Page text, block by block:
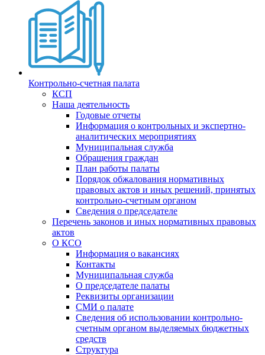
Контрольно-счетная палата
КСП
Наша деятельность
Годовые отчеты
Информация о контрольных и экспертно-
аналитических мероприятиях
Муниципальная служба
Обращения граждан
План работы палаты
Порядок обжалования нормативных
правовых актов и иных решений, принятых
контрольно-счетным органом
Сведения о председателе
Перечень законов и иных нормативных правовых
актов
О КСО
Информация о вакансиях
Контакты
Муниципальная служба
О председателе палаты
Реквизиты организации
СМИ о палате
Сведения об использовании контрольно-
счетным органом выделяемых бюджетных
средств
Структура